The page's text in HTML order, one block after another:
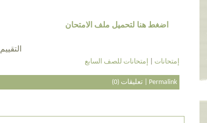
اضغط هنا لتحميل ملف الامتحان
التقييم
إمتحانات إمتحانات للصف السابع
Permalink
|تعليقات (0)